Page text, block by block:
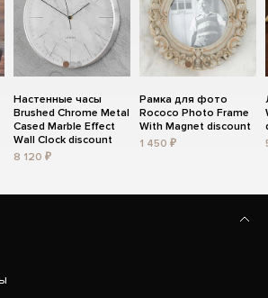
Настенные часы
Brushed Chrome Metal
Cased Marble Effect
Wall Clock discount
8 120 ₽
Рамка для фото
Rococo Photo Frame
With Magnet discount
1 450 ₽